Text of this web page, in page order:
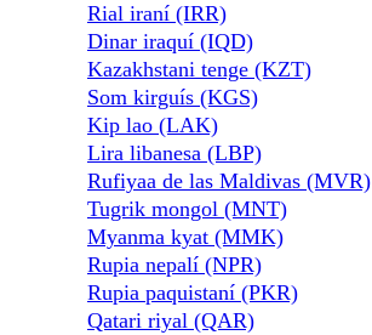
Rial iraní (IRR)
Dinar iraquí (IQD)
Kazakhstani tenge (KZT)
Som kirguís (KGS)
Kip lao (LAK)
Lira libanesa (LBP)
Rufiyaa de las Maldivas (MVR)
Tugrik mongol (MNT)
Myanma kyat (MMK)
Rupia nepalí (NPR)
Rupia paquistaní (PKR)
Qatari riyal (QAR)